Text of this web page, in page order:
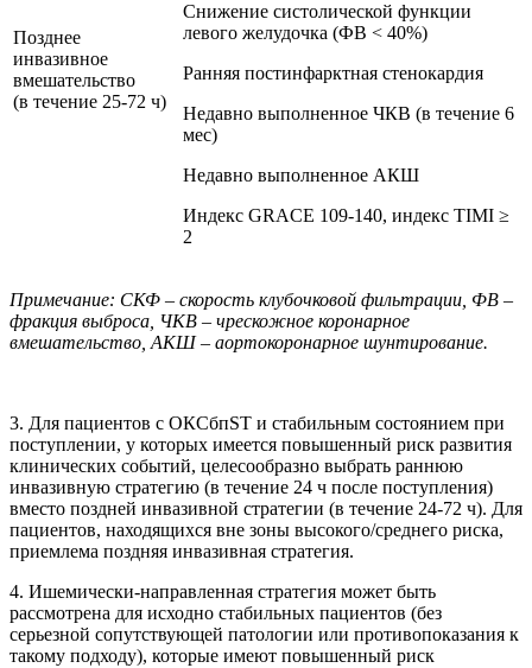
Позднее
инвазивное
вмешательство
(в течение 25-72 ч)
Снижение систолической функции
левого желудочка (ФВ < 40%)
Ранняя постинфарктная стенокардия
Недавно выполненное ЧКВ (в течение 6
мес)
Недавно выполненное АКШ
Индекс GRACE 109-140, индекс TIMI ≥
2
Примечание: СКФ – скорость клубочковой фильтрации, ФВ –
фракция выброса, ЧКВ – чрескожное коронарное
вмешательство, АКШ – аортокоронарное шунтирование.
3. Для пациентов с ОКСбпST и стабильным состоянием при
поступлении, у которых имеется повышенный риск развития
клинических событий, целесо­образно выбрать раннюю
инвазивную стратегию (в течение 24 ч после поступления)
вместо поздней инвазивной стратегии (в течение 24-72 ч). Для
пациентов, находящихся вне зоны высокого/среднего риска,
приемлема поздняя инвазивная стратегия.
4. Ишемически-направленная стратегия может быть
рассмотрена для исходно стабильных пациентов (без
серьезной сопутствующей патологии или противопоказания к
такому подходу), которые имеют повышенный риск